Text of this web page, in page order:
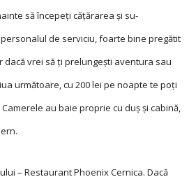
să în­cepeți cățărarea și su­
de serviciu, foarte bine pregătit
dacă vrei să ți prelungești aventura sau
următoare, cu 200 lei pe noapte te poți
au baie proprie cu duș și cabină,
– Restaurant Phoenix Cernica. Dacă